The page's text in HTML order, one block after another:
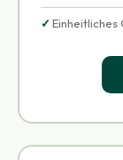
Einheitliches